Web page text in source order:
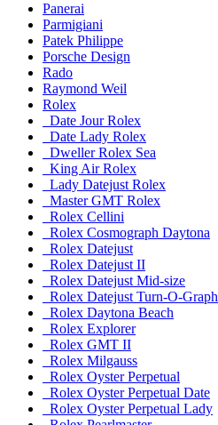
Panerai
Parmigiani
Patek Philippe
Porsche Design
Rado
Raymond Weil
Rolex
Date Jour Rolex
Date Lady Rolex
Dweller Rolex Sea
King Air Rolex
Lady Datejust Rolex
Master GMT Rolex
Rolex Cellini
Rolex Cosmograph Daytona
Rolex Datejust
Rolex Datejust II
Rolex Datejust Mid-size
Rolex Datejust Turn-O-Graph
Rolex Daytona Beach
Rolex Explorer
Rolex GMT II
Rolex Milgauss
Rolex Oyster Perpetual
Rolex Oyster Perpetual Date
Rolex Oyster Perpetual Lady